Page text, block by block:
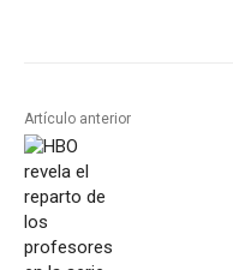
Artículo anterior